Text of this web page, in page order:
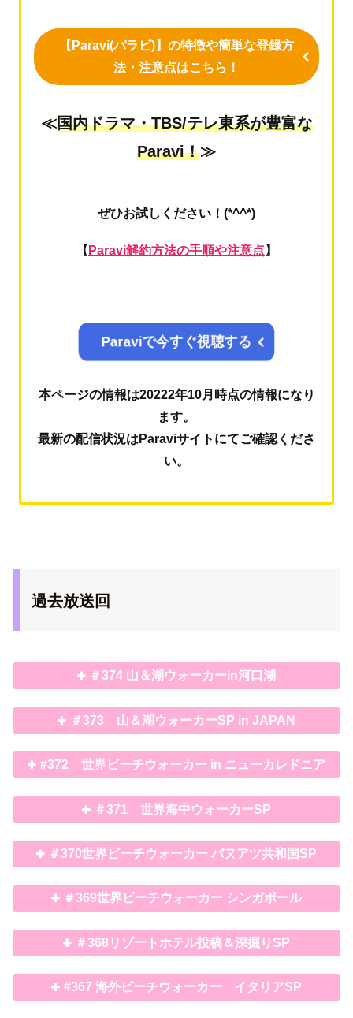
【Paravi(パラビ)】の特徴や簡単な登録方
法・注意点はこちら！
≪国内ドラマ・TBS/テレ東系が豊富な
Paravi！≫
ぜひお試しください！(*^^*)
【 Paravi解約方法の手順や注意点 】
Paraviで今すぐ視聴する
本ページの情報は20222年10月時点の情報になり
ます。
最新の配信状況はParaviサイトにてご確認くださ
い。
過去放送回
＃374 山＆湖ウォーカーin河口湖
＃373 山＆湖ウォーカーSP in JAPAN
#372 世界ビーチウォーカー in ニューカレドニア
＃371 世界海中ウォーカーSP
＃370世界ビーチウォーカー バヌアツ共和国SP
＃369世界ビーチウォーカー シンガポール
＃368リゾートホテル投稿＆深掘りSP
#367 海外ビーチウォーカー イタリアSP